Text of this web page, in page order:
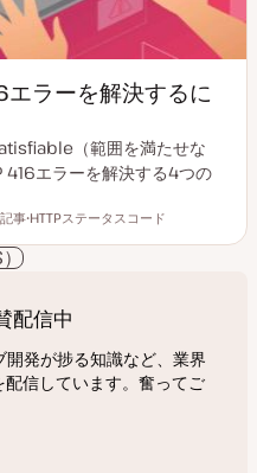
エラーを解決するに
（範囲を満たせな
416エラーを解決する4つの
事
ピ
HTTPステータスコード